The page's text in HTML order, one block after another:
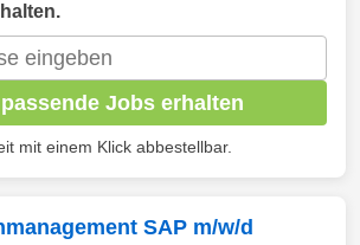
Jobs erhalten
mit einem Klick abbestellbar.
SAP m/w/d